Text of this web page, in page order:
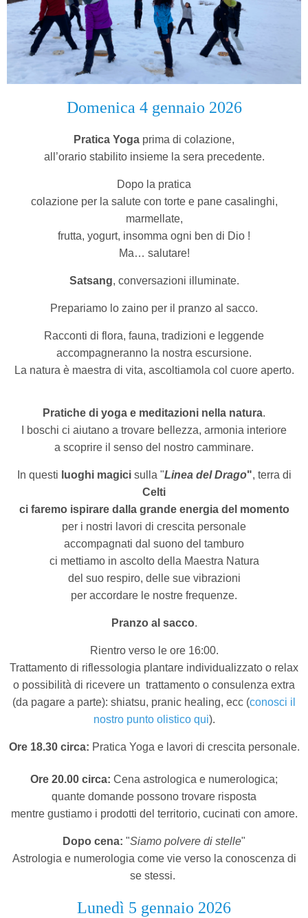
Domenica 4 gennaio 2026
Pratica Yoga prima di colazione,
all’orario stabilito insieme la sera precedente.
Dopo la pratica
colazione per la salute con torte e pane casalinghi,
marmellate,
frutta, yogurt, insomma ogni ben di Dio !
Ma… salutare!
Satsang, conversazioni illuminate.
Prepariamo lo zaino per il pranzo al sacco.
Racconti di flora, fauna, tradizioni e leggende
accompagneranno la nostra escursione.
La natura è maestra di vita, ascoltiamola col cuore aperto.
Pratiche di yoga e meditazioni nella natura.
I boschi ci aiutano a trovare bellezza, armonia interiore
a scoprire il senso del nostro camminare.
In questi luoghi magici sulla "Linea del Drago", terra di
Celti
ci faremo ispirare dalla grande energia del momento
per i nostri lavori di crescita personale
accompagnati dal suono del tamburo
ci mettiamo in ascolto della Maestra Natura
del suo respiro, delle sue vibrazioni
per accordare le nostre frequenze.
Pranzo al sacco.
Rientro verso le ore 16:00.
Trattamento di riflessologia plantare individualizzato o relax
o possibilità di ricevere un trattamento o consulenza extra
(da pagare a parte): shiatsu, pranic healing, ecc (conosci il
nostro punto olistico qui).
Ore 18.30 circa: Pratica Yoga e lavori di crescita personale.
Ore 20.00 circa: Cena astrologica e numerologica;
quante domande possono trovare risposta
mentre gustiamo i prodotti del territorio, cucinati con amore.
Dopo cena: "Siamo polvere di stelle"
Astrologia e numerologia come vie verso la conoscenza di
se stessi.
Lunedì 5 gennaio 2026